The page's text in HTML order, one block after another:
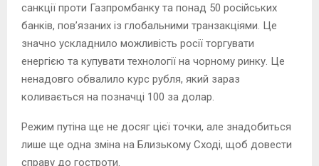
санкції проти Газпромбанку та понад 50 російських
банків, пов’язаних із глобальними транзакціями. Це
значно ускладнило можливість росії торгувати
енергією та купувати технології на чорному ринку. Це
ненадовго обвалило курс рубля, який зараз
коливається на позначці 100 за долар.
Режим путіна ще не досяг цієї точки, але знадобиться
лише ще одна зміна на Близькому Сході, щоб довести
справу до гостроти.